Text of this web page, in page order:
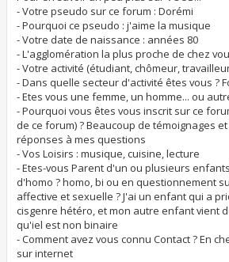
a
g
e
- Votre pseudo sur ce forum : Dorémi
- Pourquoi ce pseudo : j'aime la musique
- Votre date de naissance : années 80
- L'agglomération la plus proche de chez
- Votre activité (étudiant, chômeur,
- Dans quelle secteur d'activité êtes vous ?
- Etes vous une femme, un homme... ou
- Pourquoi vous êtes vous inscrit sur ce
de ce forum) ? Beaucoup de témoignages
réponses à mes questions
- Vos Loisirs : musique, cuisine, lecture
- Etes-vous Parent d'un ou plusieurs
d'homo ? homo, bi ou en questionnement
affective et sexuelle ? J'ai un enfant qui a
cisgenre hétéro, et mon autre enfant vient
qu'iel est non binaire
- Comment avez vous connu Contact ? En
sur internet